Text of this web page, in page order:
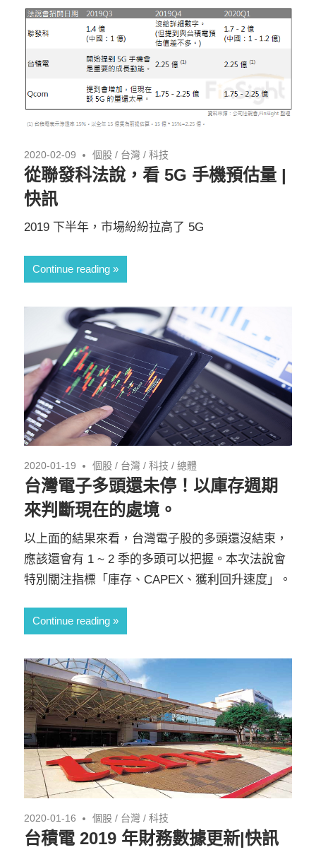
2020-02-09 個股 / 台灣 /科技
從聯發科法說，看 5G 手機預估量 |
快訊
2019 下半年，市場紛紛拉高了 5G
Continue reading
2020-01-19 個股 / 台灣 /科技 /總體
台灣電子多頭還未停！以庫存週期
來判斷現在的處境。
以上面的結果來看，台灣電子股的多頭還沒結束，
應該還會有 1 ~ 2 季的多頭可以把握。本次法說會
特別關注指標「庫存、CAPEX、獲利回升速度」。
Continue reading
2020-01-16 個股 / 台灣 /科技
台積電 2019 年財務數據更新|快訊